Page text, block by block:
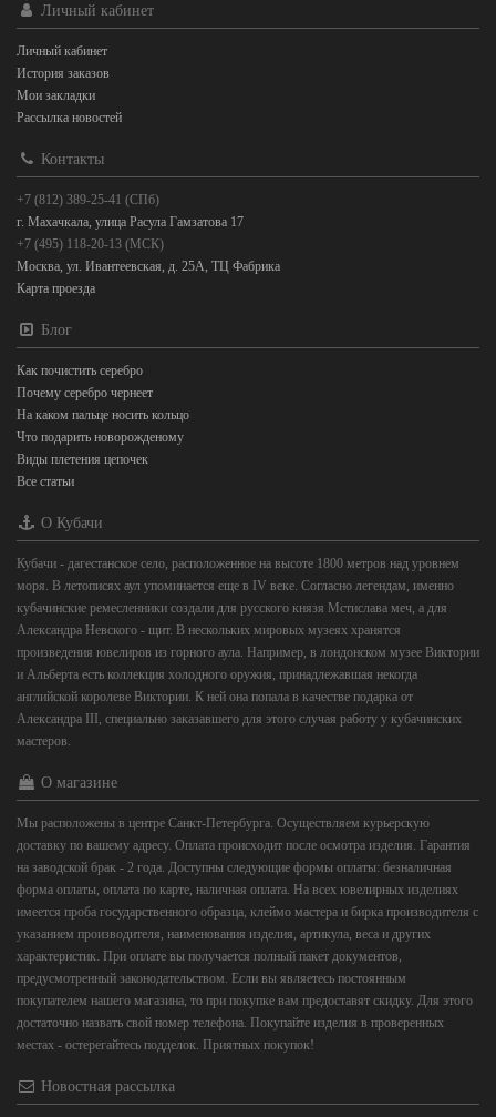
Личный кабинет
Личный кабинет
История заказов
Мои закладки
Рассылка новостей
Контакты
+7 (812) 389-25-41 (СПб)
г. Махачкала, улица Расула Гамзатова 17
+7 (495) 118-20-13 (МСК)
Москва, ул. Ивантеевская, д. 25А, ТЦ Фабрика
Карта проезда
Блог
Как почистить серебро
Почему серебро чернеет
На каком пальце носить кольцо
Что подарить новорожденому
Виды плетения цепочек
Все статьи
О Кубачи
Кубачи - дагестанское село, расположенное на высоте 1800 метров над уровнем
моря. В летописях аул упоминается еще в IV веке. Согласно легендам, именно
кубачинские ремесленники создали для русского князя Мстислава меч, а для
Александра Невского - щит. В нескольких мировых музеях хранятся
произведения ювелиров из горного аула. Например, в лондонском музее Виктории
и Альберта есть коллекция холодного оружия, принадлежавшая некогда
английской королеве Виктории. К ней она попала в качестве подарка от
Александра III, специально заказавшего для этого случая работу у кубачинских
мастеров.
О магазине
Мы расположены в центре Санкт-Петербурга. Осуществляем курьерскую
доставку по вашему адресу. Оплата происходит после осмотра изделия. Гарантия
на заводской брак - 2 года. Доступны следующие формы оплаты: безналичная
форма оплаты, оплата по карте, наличная оплата. На всех ювелирных изделиях
имеется проба государственного образца, клеймо мастера и бирка производителя с
указанием производителя, наименования изделия, артикула, веса и других
характеристик. При оплате вы получается полный пакет документов,
предусмотренный законодательством. Если вы являетесь постоянным
покупателем нашего магазина, то при покупке вам предоставят скидку. Для этого
достаточно назвать свой номер телефона. Покупайте изделия в проверенных
местах - остерегайтесь подделок. Приятных покупок!
Новостная рассылка